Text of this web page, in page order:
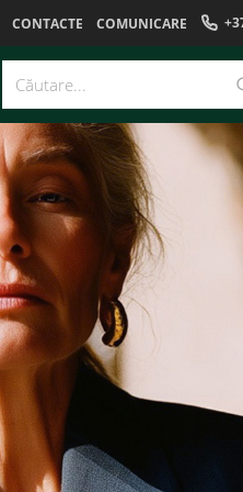
CONTACTE COMUNICARE